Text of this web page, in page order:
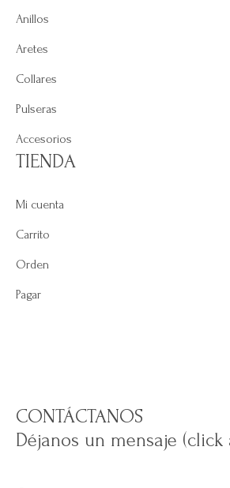
Anillos
Aretes
Collares
Pulseras
Accesorios
TIENDA
Mi cuenta
Carrito
Orden
Pagar
CONTÁCTANOS
Déjanos un mensaje (click